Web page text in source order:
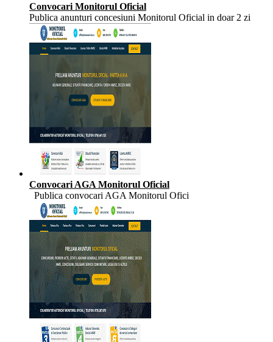
Convocari Monitorul Oficial
Publica anunturi concesiuni Monitorul Oficial in doar 2 zi
Convocari AGA Monitorul Oficial
Publica convocari AGA Monitorul Ofici